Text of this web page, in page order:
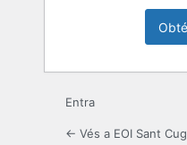
Entra
← Vés a EOI Sant